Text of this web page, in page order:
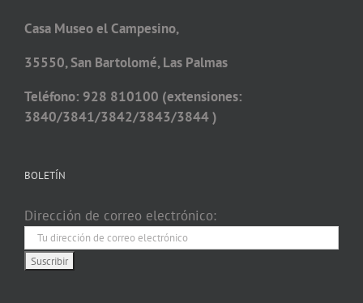
Casa Museo el Campesino,
35550, San Bartolomé, Las Palmas
Teléfono: 928 810100 (extensiones:
3840/3841/3842/3843/3844 )
BOLETÍN
Dirección de correo electrónico: